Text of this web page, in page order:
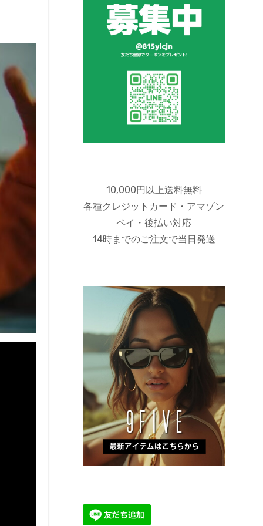
10,000円以上送料無料
各種クレジットカード・アマゾン
ペイ・後払い対応
14時までのご注文で当日発送